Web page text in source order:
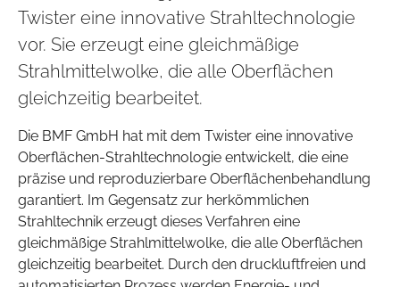
Twister eine innovative Strahltechnologie
vor. Sie erzeugt eine gleichmäßige
Strahlmittelwolke, die alle Oberflächen
gleichzeitig bearbeitet.
Die BMF GmbH hat mit dem Twister eine innovative
Oberflächen-Strahltechnologie entwickelt, die eine
präzise und reproduzierbare Oberflächenbehandlung
garantiert. Im Gegensatz zur herkömmlichen
Strahltechnik erzeugt dieses Verfahren eine
gleichmäßige Strahlmittelwolke, die alle Oberflächen
gleichzeitig bearbeitet. Durch den druckluftfreien und